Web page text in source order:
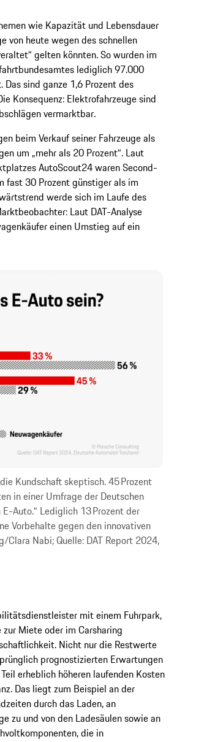
wie Kapazität und Lebensdauer
von heute wegen des schnellen
gelten könnten. So wurden im
lediglich 97.000
sind ganze 1,6 Prozent des
Konsequenz: Elektrofahrzeuge sind
vermarktbar.
beim Verkauf seiner Fahrzeuge als
um „mehr als 20 Prozent“. Laut
AutoScout24 waren Second-
fast 30 Prozent günstiger als im
werde sich im Laufe des
Laut DAT-Analyse
einen Umstieg auf ein
Kundschaft skeptisch. 45 Prozent
in einer Umfrage der Deutschen
Auto.“ Lediglich 13 Prozent der
Vorbehalte gegen den innovativen
Nabi; Quelle: DAT Report 2024,
mit einem Fuhrpark,
Miete oder im Carsharing
Nicht nur die Restwerte
prognostizierten Erwartungen
erheblich höheren laufenden Kosten
Das liegt zum Beispiel an der
durch das Laden, an
zu und von den Ladesäulen sowie an
die in